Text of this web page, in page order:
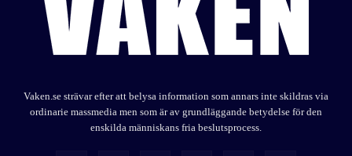
Vaken.se strävar efter att belysa information som annars inte skildras via
ordinarie massmedia men som är av grundläggande betydelse för den
enskilda människans fria beslutsprocess.